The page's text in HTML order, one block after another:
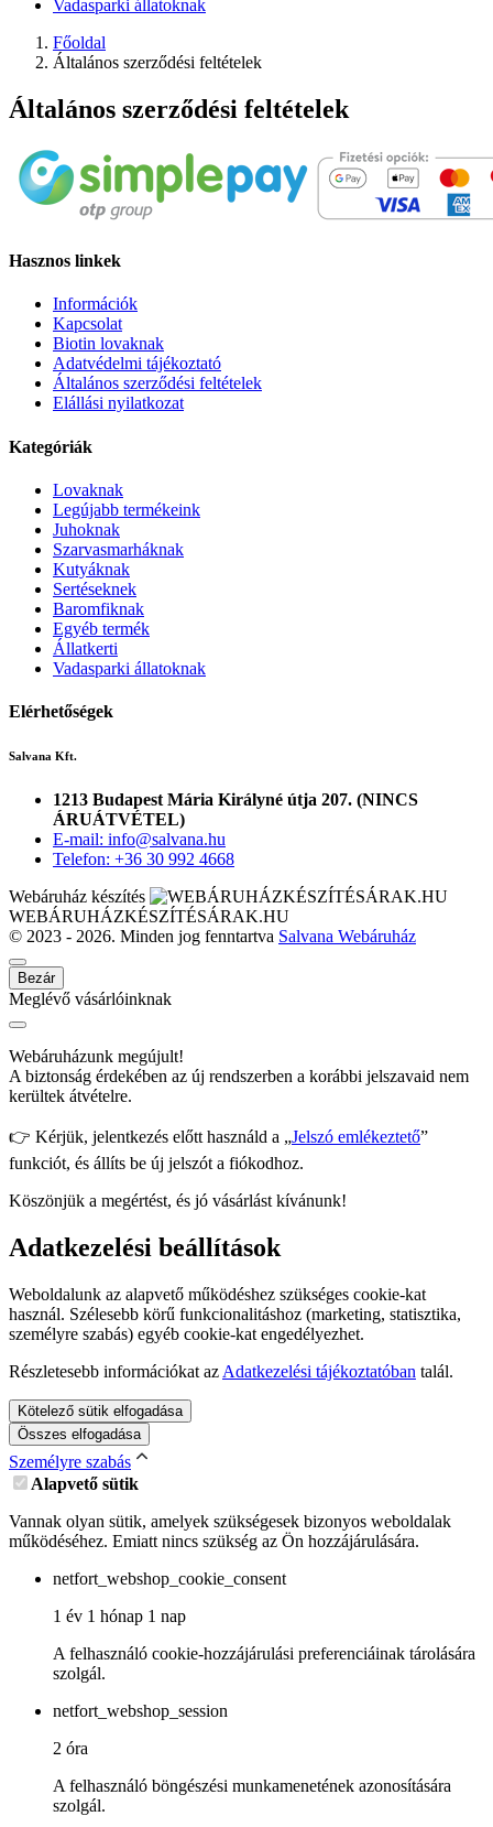
Vadasparki állatoknak
Főoldal
Általános szerződési feltételek
Általános szerződési feltételek
Hasznos linkek
Információk
Kapcsolat
Biotin lovaknak
Adatvédelmi tájékoztató
Általános szerződési feltételek
Elállási nyilatkozat
Kategóriák
Lovaknak
Legújabb termékeink
Juhoknak
Szarvasmarháknak
Kutyáknak
Sertéseknek
Baromfiknak
Egyéb termék
Állatkerti
Vadasparki állatoknak
Elérhetőségek
Salvana Kft.
1213 Budapest Mária Királyné útja 207. (NINCS
ÁRUÁTVÉTEL)
E-mail: info@salvana.hu
Telefon: +36 30 992 4668
Webáruház készítés
WEBÁRUHÁZKÉSZÍTÉSÁRAK.HU
© 2023 - 2026. Minden jog fenntartva Salvana Webáruház
Bezár
Meglévő vásárlóinknak
Webáruházunk megújult!
A biztonság érdekében az új rendszerben a korábbi jelszavaid nem
kerültek átvételre.
👉 Kérjük, jelentkezés előtt használd a „Jelszó emlékeztető”
funkciót, és állíts be új jelszót a fiókodhoz.
Köszönjük a megértést, és jó vásárlást kívánunk!
Adatkezelési beállítások
Weboldalunk az alapvető működéshez szükséges cookie-kat
használ. Szélesebb körű funkcionalitáshoz (marketing, statisztika,
személyre szabás) egyéb cookie-kat engedélyezhet.
Részletesebb információkat az Adatkezelési tájékoztatóban talál.
Kötelező sütik elfogadása
Összes elfogadása
Személyre szabás
Alapvető sütik
Vannak olyan sütik, amelyek szükségesek bizonyos weboldalak
működéséhez. Emiatt nincs szükség az Ön hozzájárulására.
netfort_webshop_cookie_consent
1 év 1 hónap 1 nap
A felhasználó cookie-hozzájárulási preferenciáinak tárolására
szolgál.
netfort_webshop_session
2 óra
A felhasználó böngészési munkamenetének azonosítására
szolgál.